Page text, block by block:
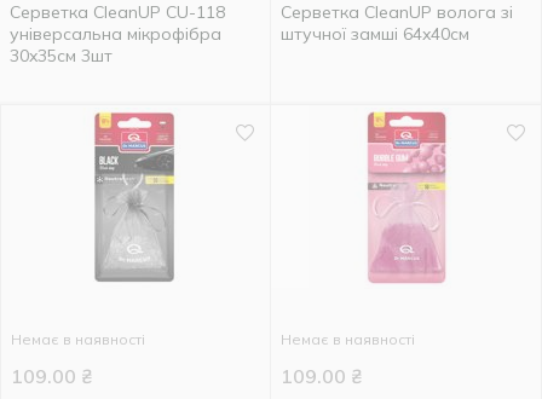
Серветка CleanUP CU-118
універсальна мікрофібра
30x35см 3шт
Серветка CleanUP волога зі
штучної замші 64x40см
Немає в наявності
109.00 ₴
Немає в наявності
109.00 ₴